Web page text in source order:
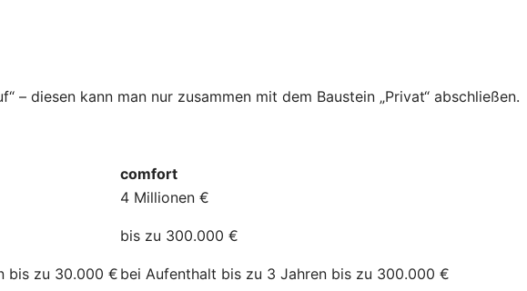
– diesen kann man nur zusammen mit dem Baustein „Privat“ abschließen.
comfort
4 Millionen €
bis zu 300.000 €
bis zu 30.000 €bei Aufenthalt bis zu 3 Jahren bis zu 300.000 €